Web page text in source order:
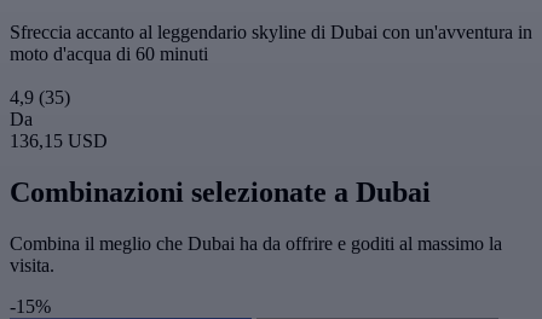
Sfreccia accanto al leggendario skyline di Dubai con un'avventura in
moto d'acqua di 60 minuti
4,9 (35)
Da
136,15 USD
Combinazioni selezionate a Dubai
Combina il meglio che Dubai ha da offrire e goditi al massimo la
visita.
-15%